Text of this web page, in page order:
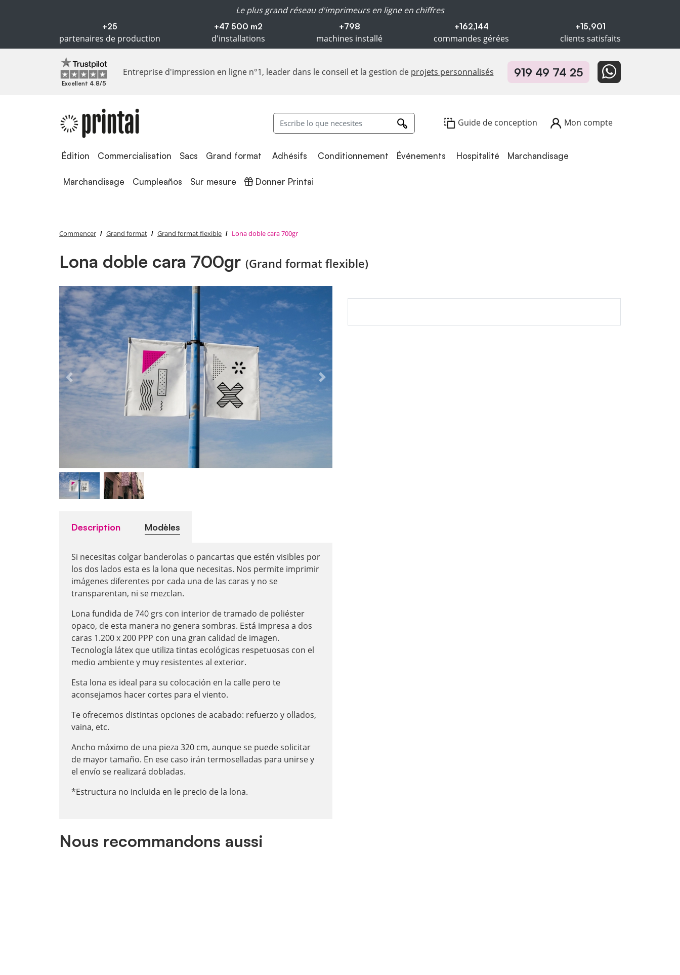
Le plus grand réseau d'imprimeurs en ligne en chiffres
+25
partenaires de production
+47 500 m2
d'installations
+798
machines installé
+162,144
commandes gérées
+15,901
clients satisfaits
Excellent 4.8/5
Entreprise d'impression en ligne n°1, leader dans le conseil et la gestion de projets personnalisés 919 49 74 25
Guide de conception Mon compte
Édition
Édition Commercialisation Sacs Grand format Adhésifs
Adhésifs Conditionnement
Conditionnement Événements Hospitalité
Hospitalité Marchandisage
Marchandisage Cumpleaños Sur mesure Donner Printai
Donner Printai
Commencer Grand format Grand format flexible Lona doble cara 700gr
Lona doble cara 700gr (Grand format flexible)
Description Modèles
Si necesitas colgar banderolas o pancartas que estén visibles por
los dos lados esta es la lona que necesitas. Nos permite imprimir
imágenes diferentes por cada una de las caras y no se
transparentan, ni se mezclan.
Lona fundida de 740 grs con interior de tramado de poliéster
opaco, de esta manera no genera sombras. Está impresa a dos
caras 1.200 x 200 PPP con una gran calidad de imagen.
Tecnología látex que utiliza tintas ecológicas respetuosas con el
medio ambiente y muy resistentes al exterior.
Esta lona es ideal para su colocación en la calle pero te
aconsejamos hacer cortes para el viento.
Te ofrecemos distintas opciones de acabado: refuerzo y ollados,
vaina, etc.
Ancho máximo de una pieza 320 cm, aunque se puede solicitar
de mayor tamaño. En ese caso irán termoselladas para unirse y
el envío se realizará dobladas.
*Estructura no incluida en le precio de la lona.
Nous recommandons aussi